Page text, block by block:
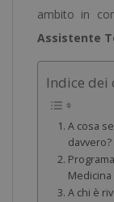
ambito in
Assistente
Indice dei
A cosa
davvero?
Medicina
A chi è